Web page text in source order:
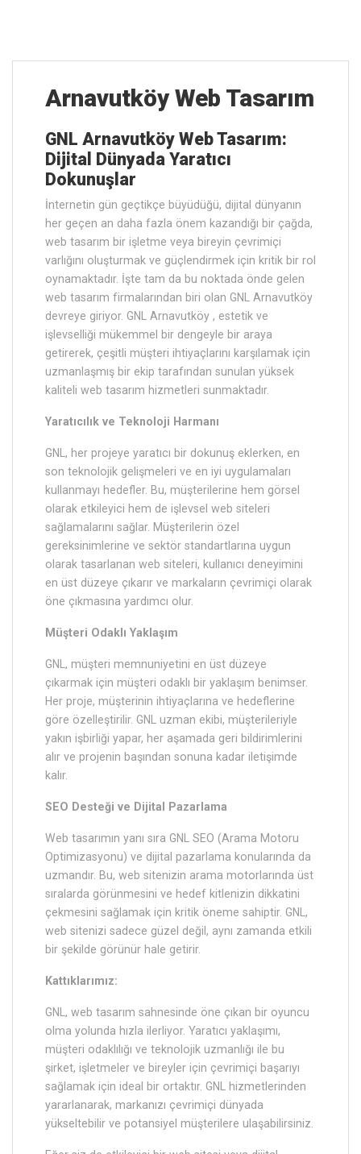
Arnavutköy Web Tasarım
GNL Arnavutköy Web Tasarım:
Dijital Dünyada Yaratıcı
Dokunuşlar
İnternetin gün geçtikçe büyüdüğü, dijital dünyanın
her geçen an daha fazla önem kazandığı bir çağda,
web tasarım bir işletme veya bireyin çevrimiçi
varlığını oluşturmak ve güçlendirmek için kritik bir rol
oynamaktadır. İşte tam da bu noktada önde gelen
web tasarım firmalarından biri olan GNL Arnavutköy
devreye giriyor. GNL Arnavutköy , estetik ve
işlevselliği mükemmel bir dengeyle bir araya
getirerek, çeşitli müşteri ihtiyaçlarını karşılamak için
uzmanlaşmış bir ekip tarafından sunulan yüksek
kaliteli web tasarım hizmetleri sunmaktadır.
Yaratıcılık ve Teknoloji Harmanı
GNL, her projeye yaratıcı bir dokunuş eklerken, en
son teknolojik gelişmeleri ve en iyi uygulamaları
kullanmayı hedefler. Bu, müşterilerine hem görsel
olarak etkileyici hem de işlevsel web siteleri
sağlamalarını sağlar. Müşterilerin özel
gereksinimlerine ve sektör standartlarına uygun
olarak tasarlanan web siteleri, kullanıcı deneyimini
en üst düzeye çıkarır ve markaların çevrimiçi olarak
öne çıkmasına yardımcı olur.
Müşteri Odaklı Yaklaşım
GNL, müşteri memnuniyetini en üst düzeye
çıkarmak için müşteri odaklı bir yaklaşım benimser.
Her proje, müşterinin ihtiyaçlarına ve hedeflerine
göre özelleştirilir. GNL uzman ekibi, müşterileriyle
yakın işbirliği yapar, her aşamada geri bildirimlerini
alır ve projenin başından sonuna kadar iletişimde
kalır.
SEO Desteği ve Dijital Pazarlama
Web tasarımın yanı sıra GNL SEO (Arama Motoru
Optimizasyonu) ve dijital pazarlama konularında da
uzmandır. Bu, web sitenizin arama motorlarında üst
sıralarda görünmesini ve hedef kitlenizin dikkatini
çekmesini sağlamak için kritik öneme sahiptir. GNL,
web sitenizi sadece güzel değil, aynı zamanda etkili
bir şekilde görünür hale getirir.
Kattıklarımız:
GNL, web tasarım sahnesinde öne çıkan bir oyuncu
olma yolunda hızla ilerliyor. Yaratıcı yaklaşımı,
müşteri odaklılığı ve teknolojik uzmanlığı ile bu
şirket, işletmeler ve bireyler için çevrimiçi başarıyı
sağlamak için ideal bir ortaktır. GNL hizmetlerinden
yararlanarak, markanızı çevrimiçi dünyada
yükseltebilir ve potansiyel müşterilere ulaşabilirsiniz.